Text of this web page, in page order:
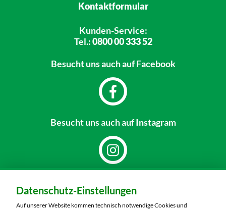
Kontaktformular
Kunden-Service:
Tel.:0800 00 333 52
Besucht unsauch auf Facebook
Besucht unsauch auf Instagram
MARKTKAUF Sonneberg-Hönbach
Neustadter Straße 199
Datenschutz-Einstellungen
Auf unserer Website kommen technisch notwendige Cookies und